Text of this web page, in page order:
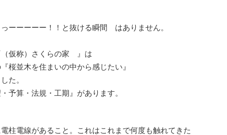
ーーーーー！！と抜ける瞬間 はありません。
仮称）さくらの家 』は
桜並木を住まいの中から感じたい』
た。
予算・法規・工期』があります。
柱電線があること。これはこれまで何度も触れてきた